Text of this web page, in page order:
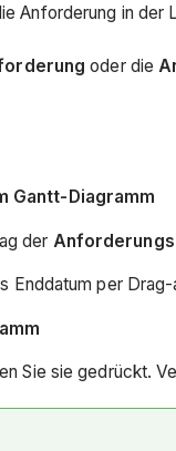
Anforderung in der
oder die
Gantt-Diagramm
der
Enddatum per
Sie sie gedrückt.